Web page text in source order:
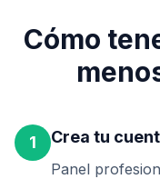
Cómo
1 Crea tu
Panel